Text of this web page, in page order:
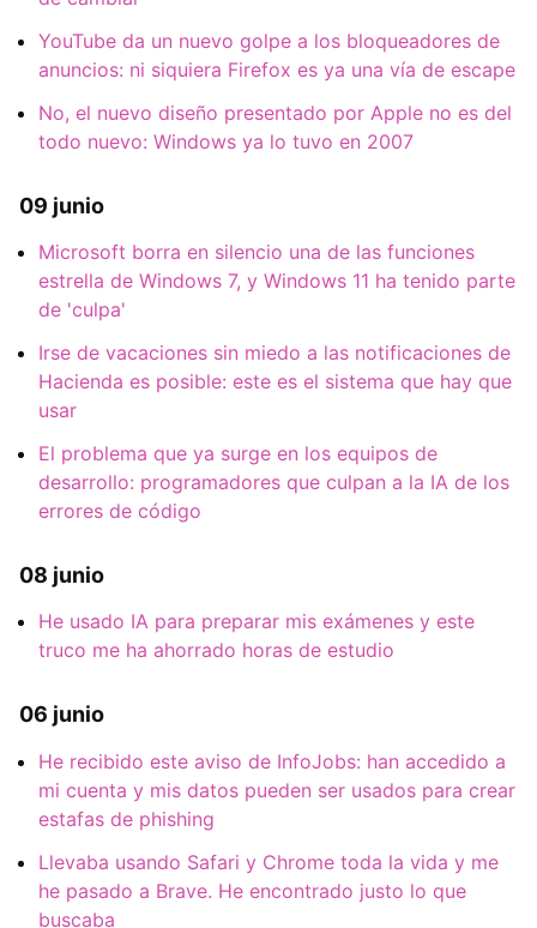
YouTube da un nuevo golpe a los bloqueadores de
anuncios: ni siquiera Firefox es ya una vía de escape
No, el nuevo diseño presentado por Apple no es del
todo nuevo: Windows ya lo tuvo en 2007
09 junio
Microsoft borra en silencio una de las funciones
estrella de Windows 7, y Windows 11 ha tenido parte
de 'culpa'
Irse de vacaciones sin miedo a las notificaciones de
Hacienda es posible: este es el sistema que hay que
usar
El problema que ya surge en los equipos de
desarrollo: programadores que culpan a la IA de los
errores de código
08 junio
He usado IA para preparar mis exámenes y este
truco me ha ahorrado horas de estudio
06 junio
He recibido este aviso de InfoJobs: han accedido a
mi cuenta y mis datos pueden ser usados para crear
estafas de phishing
Llevaba usando Safari y Chrome toda la vida y me
he pasado a Brave. He encontrado justo lo que
buscaba